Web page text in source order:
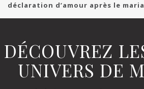
déclaration d’amour après le
DÉCOUVREZ
UNIVERS DE